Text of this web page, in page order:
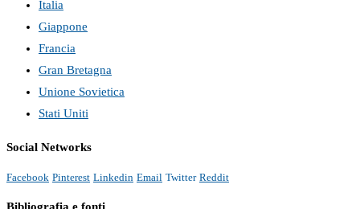
Italia
Giappone
Francia
Gran Bretagna
Unione Sovietica
Stati Uniti
Social Networks
Facebook Pinterest Linkedin Email Twitter Reddit